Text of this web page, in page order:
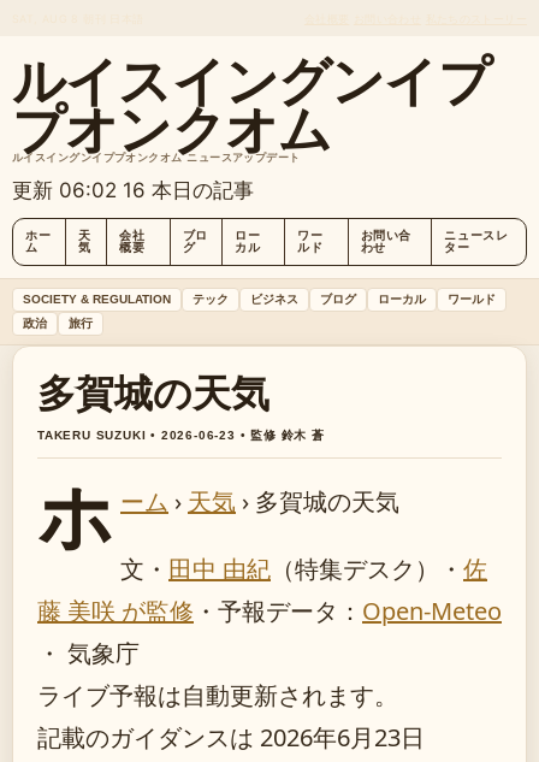
ルイスイングンイプ
プオンクオム
ルイスイングンイププオンクオム ニュースアップデート
更新 06:02 16 本日の記事
ホー
ム
天
気
会社
概要
ブロ
グ
ロー
カル
ワー
ルド
お問い合
わせ
ニュースレ
ター
SOCIETY & REGULATION テック ビジネス ブログ ローカル
ワールド
政治
旅行
多賀城の天気
TAKERU SUZUKI • 2026-06-23 • 監修 鈴木 蒼
ホ ーム › 天気 › 多賀城の天気
文・ 田中 由紀 （特集デスク） ・ 佐
藤 美咲 が監修 ・ 予報データ： Open-Meteo
・ 気象庁
ライブ予報は自動更新されます。
記載のガイダンスは 2026年6月23日